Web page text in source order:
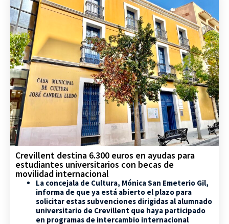
Crevillent destina 6.300 euros en ayudas para
estudiantes universitarios con becas de
movilidad internacional
La concejala de Cultura, Mónica San Emeterio Gil,
informa de que ya está abierto el plazo para
solicitar estas subvenciones dirigidas al alumnado
universitario de Crevillent que haya participado
en programas de intercambio internacional